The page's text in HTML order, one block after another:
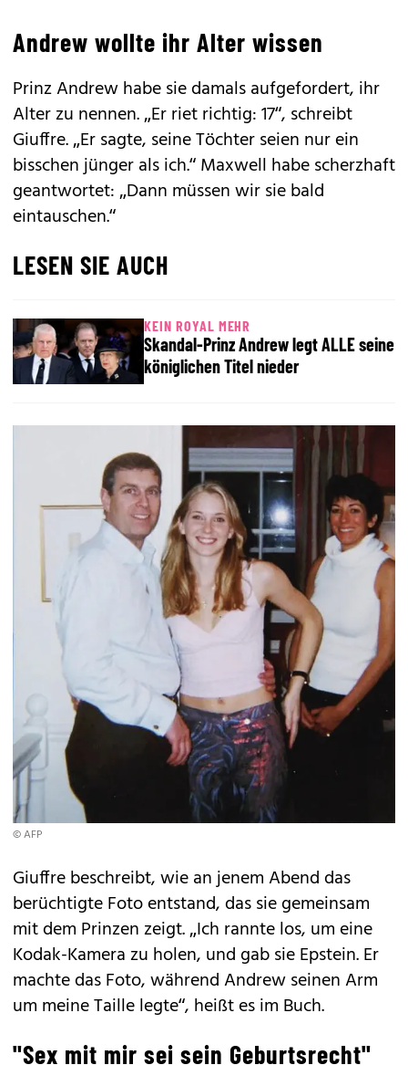
Andrew wollte ihr Alter wissen
Prinz Andrew habe sie damals aufgefordert, ihr
Alter zu nennen. „Er riet richtig: 17“, schreibt
Giuffre. „Er sagte, seine Töchter seien nur ein
bisschen jünger als ich.“ Maxwell habe scherzhaft
geantwortet: „Dann müssen wir sie bald
eintauschen.“
LESEN SIE AUCH
KEIN ROYAL MEHR
Skandal-Prinz Andrew legt ALLE seine
königlichen Titel nieder
© AFP
Giuffre beschreibt, wie an jenem Abend das
berüchtigte Foto entstand, das sie gemeinsam
mit dem Prinzen zeigt. „Ich rannte los, um eine
Kodak-Kamera zu holen, und gab sie Epstein. Er
machte das Foto, während Andrew seinen Arm
um meine Taille legte“, heißt es im Buch.
"Sex mit mir sei sein Geburtsrecht"